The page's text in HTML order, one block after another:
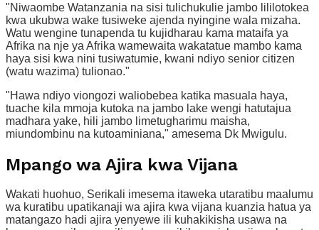
"Niwaombe Watanzania na sisi tulichukulie jambo lililotokea
kwa ukubwa wake tusiweke ajenda nyingine wala mizaha.
Watu wengine tunapenda tu kujidharau kama mataifa ya
Afrika na nje ya Afrika wamewaita wakatatue mambo kama
haya sisi kwa nini tusiwatumie, kwani ndiyo senior citizen
(watu wazima) tulionao."
"Hawa ndiyo viongozi waliobebea katika masuala haya,
tuache kila mmoja kutoka na jambo lake wengi hatutajua
madhara yake, hili jambo limetugharimu maisha,
miundombinu na kutoaminiana," amesema Dk Mwigulu.
Mpango wa Ajira kwa Vijana
Wakati huohuo, Serikali imesema itaweka utaratibu maalumu
wa kuratibu upatikanaji wa ajira kwa vijana kuanzia hatua ya
matangazo hadi ajira yenyewe ili kuhakikisha usawa na